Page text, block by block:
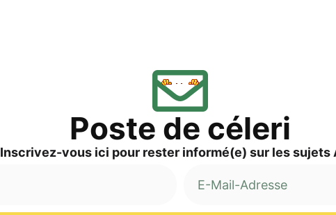
Pos­te de céleri
Inscri­vez-vous ici pour res­ter informé(e) sur les sujets